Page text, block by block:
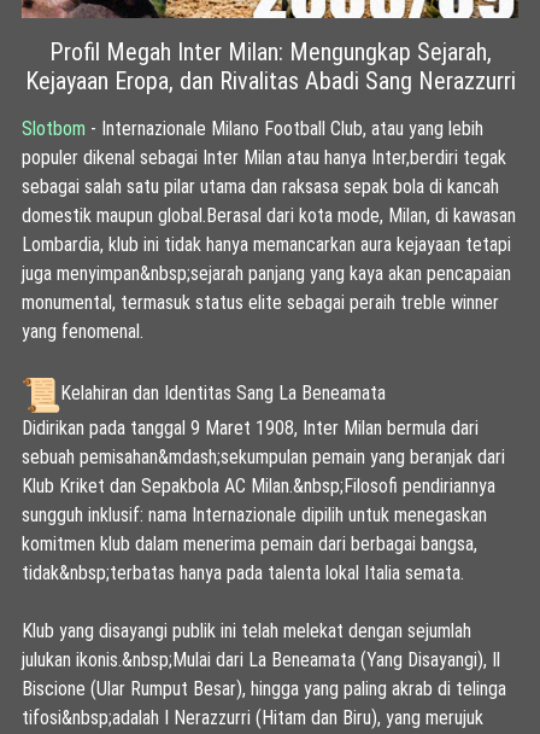
Profil Megah Inter Milan: Mengungkap Sejarah,
Kejayaan Eropa, dan Rivalitas Abadi Sang Nerazzurri
Slotbom - Internazionale Milano Football Club, atau yang lebih
populer dikenal sebagai Inter Milan atau hanya Inter,berdiri tegak
sebagai salah satu pilar utama dan raksasa sepak bola di kancah
domestik maupun global.Berasal dari kota mode, Milan, di kawasan
Lombardia, klub ini tidak hanya memancarkan aura kejayaan tetapi
juga menyimpan&nbsp;sejarah panjang yang kaya akan pencapaian
monumental, termasuk status elite sebagai peraih treble winner
yang fenomenal.
Kelahiran dan Identitas Sang La Beneamata
Didirikan pada tanggal 9 Maret 1908, Inter Milan bermula dari
sebuah pemisahan&mdash;sekumpulan pemain yang beranjak dari
Klub Kriket dan Sepakbola AC Milan.&nbsp;Filosofi pendiriannya
sungguh inklusif: nama Internazionale dipilih untuk menegaskan
komitmen klub dalam menerima pemain dari berbagai bangsa,
tidak&nbsp;terbatas hanya pada talenta lokal Italia semata.
Klub yang disayangi publik ini telah melekat dengan sejumlah
julukan ikonis.&nbsp;Mulai dari La Beneamata (Yang Disayangi), Il
Biscione (Ular Rumput Besar), hingga yang paling akrab di telinga
tifosi&nbsp;adalah I Nerazzurri (Hitam dan Biru), yang merujuk